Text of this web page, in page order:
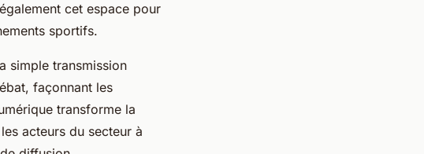
cet espace pour
sportifs.
simple transmission
façonnant les
transforme la
acteurs du secteur à